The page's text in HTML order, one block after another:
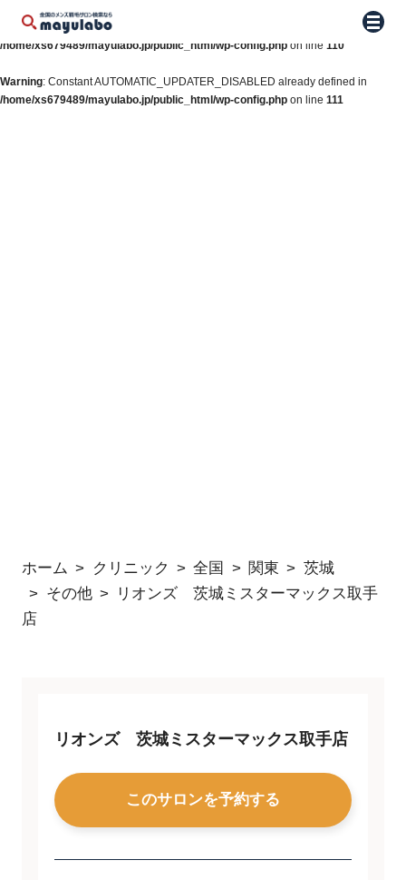
Warning: Constant WP_AUTO_UPDATE_CORE already defined in
/home/xs679489/mayulabo.jp/public_html/wp-config.php on line 110
Warning: Constant AUTOMATIC_UPDATER_DISABLED already defined in
/home/xs679489/mayulabo.jp/public_html/wp-config.php on line 111
メニ
ホーム クリニック 全国 関東
茨城
その他
リオンズ 茨城ミスターマックス取手
店
リオンズ 茨城ミスターマックス取手店
このサロンを予約する